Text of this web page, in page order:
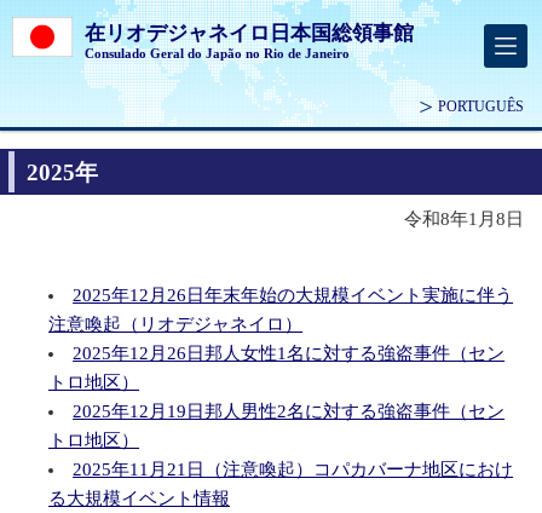
在リオデジャネイロ日本国総領事館
Consulado Geral do Japão no Rio de Janeiro
PORTUGUÊS
2025年
令和8年1月8日
2025年12月26日年末年始の大規模イベント実施に伴う
注意喚起（リオデジャネイロ）
2025年12月26日邦人女性1名に対する強盗事件（セン
トロ地区）
2025年12月19日邦人男性2名に対する強盗事件（セン
トロ地区）
2025年11月21日（注意喚起）コパカバーナ地区におけ
る大規模イベント情報